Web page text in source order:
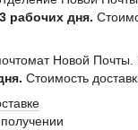
рабочих дня.
Новой Почты.
Стоимость